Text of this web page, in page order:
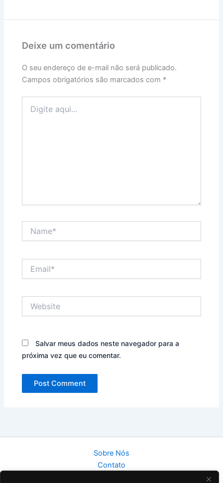
Deixe um comentário
O seu endereço de e-mail não será publicado.
Campos obrigatórios são marcados com *
aqui...
Salvar meus dados neste navegador para a
próxima vez que eu comentar.
Sobre Nós
Contato